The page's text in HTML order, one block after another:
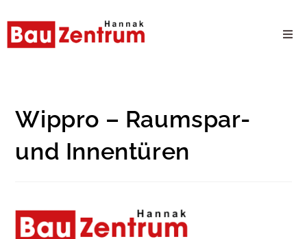
Unternehmen
Produkte
Wippro – Raumspar-
und Innentüren